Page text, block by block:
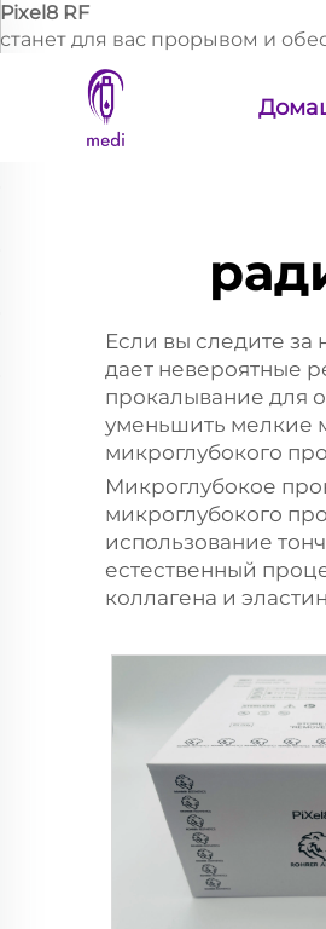
Pixel8 RF
станет для вас прорывом и
Если вы следите за
дает невероятные
прокалывание для
уменьшить мелкие
микроглубокого
Микроглубокое
микроглубокого
использование
естественный
коллагена и